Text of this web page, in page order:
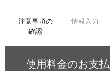
注意事項の
確認
情報入力
使用料金のお支